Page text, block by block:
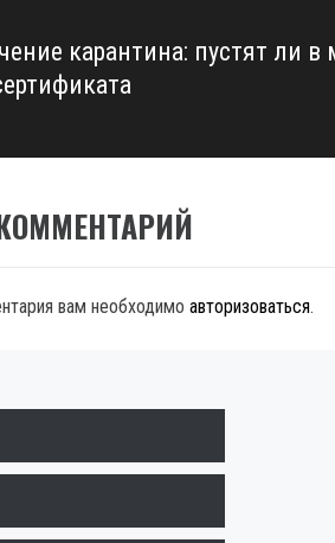
карантина: пустят ли в
вам необходимо авторизоваться.